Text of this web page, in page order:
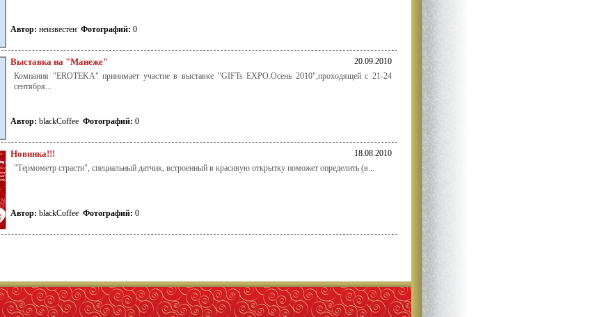
Автор: неизвестен Фотографий: 0
20.09.2010
Выставка на "Манеже"
Компания "EROTEKA" принимает участие в выставке "GIFTs EXPО.Осень 2010",проходящей с 21-24
сентября...
Автор: blackCoffee Фотографий: 0
18.08.2010
Новинка!!!
"Термометр страсти", специальный датчик, встроенный в красивую открытку поможет определить (в...
Автор: blackCoffee Фотографий: 0